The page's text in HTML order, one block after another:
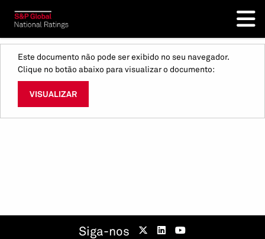
Este documento não pode ser exibido no seu navegador.
Clique no botão abaixo para visualizar o documento:
VISUALIZAR
Siga-nos